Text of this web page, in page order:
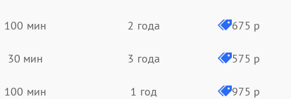
100 мин 2 года 675 р
30 мин 3 года 575 р
100 мин 1 год 975 р